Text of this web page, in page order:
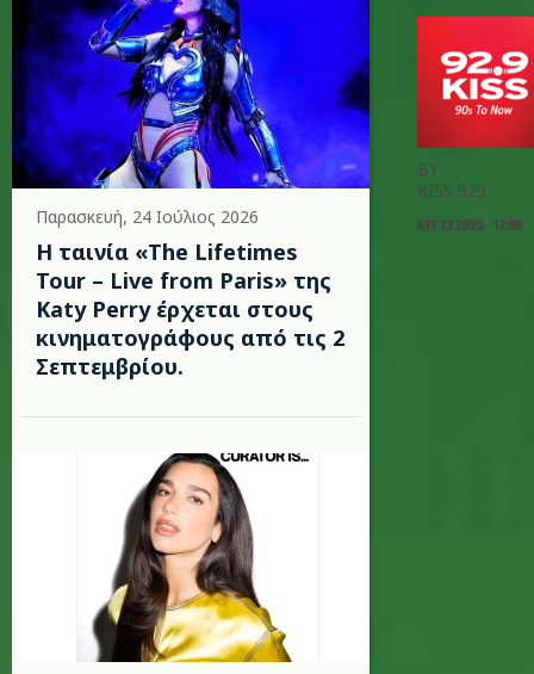
Παρασκευή, 24 Ιούλιος 2026
Η ταινία «The Lifetimes
Tour – Live from Paris» της
Katy Perry έρχεται στους
κινηματογράφους από τις 2
Σεπτεμβρίου.
BY
KISS 929
ΑΥΓ 13 2025 - 17:00